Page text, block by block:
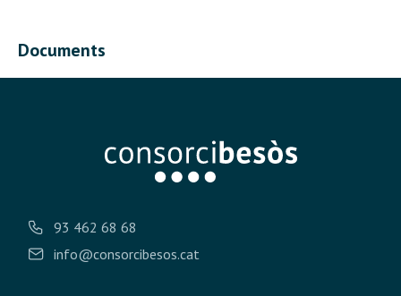
Documents
93 462 68 68
info@consorcibesos.cat